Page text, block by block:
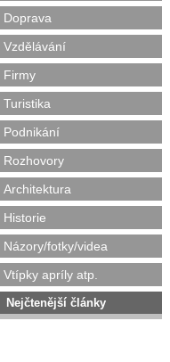
Doprava
Vzdělávání
Firmy
Turistika
Podnikání
Rozhovory
Architektura
Historie
Názory/fotky/videa
Vtípky apríly atp.
Nejčtenější články